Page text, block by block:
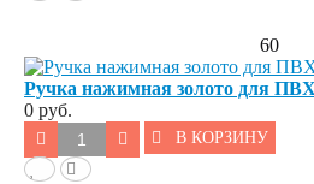
60
Ручка нажимная золото для
0 руб.
В КОРЗИНУ